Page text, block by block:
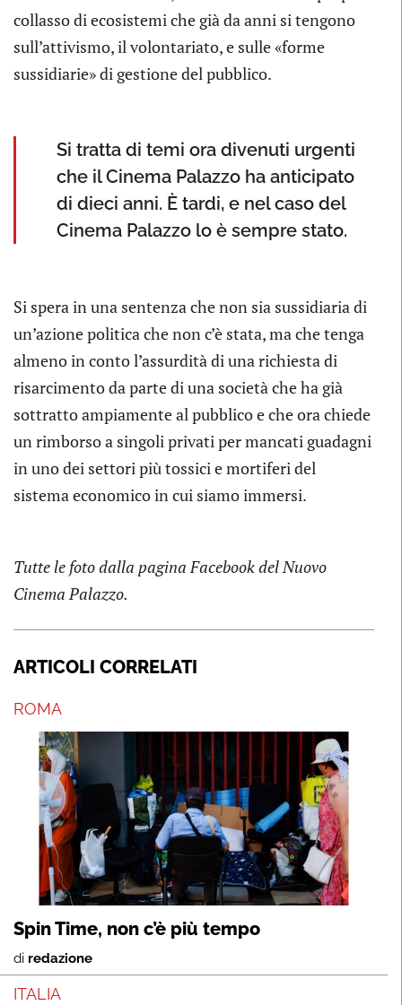
collasso di ecosistemi che già da anni si tengono
sull’attivismo, il volontariato, e sulle «forme
sussidiarie» di gestione del pubblico.
Si tratta di temi ora divenuti urgenti
che il Cinema Palazzo ha anticipato
di dieci anni. È tardi, e nel caso del
Cinema Palazzo lo è sempre stato.
Si spera in una sentenza che non sia sussidiaria di
un’azione politica che non c’è stata, ma che tenga
almeno in conto l’assurdità di una richiesta di
risarcimento da parte di una società che ha già
sottratto ampiamente al pubblico e che ora chiede
un rimborso a singoli privati per mancati guadagni
in uno dei settori più tossici e mortiferi del
sistema economico in cui siamo immersi.
Tutte le foto dalla pagina Facebook del Nuovo
Cinema Palazzo.
ARTICOLI CORRELATI
ROMA
Spin Time, non c’è più tempo
di redazione
ITALIA